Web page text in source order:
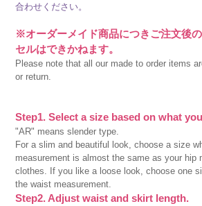
合わせください。
※オーダーメイド商品につきご注文後
セルはできかねます。
Please note that all our made to order items
or return.
Step1. Select a size based on what
"AR" means slender type.
For a slim and beautiful look, choose a size
measurement is almost the same as your hip
clothes. If you like a loose look, choose one
the waist measurement.
Step2. Adjust waist and skirt length.